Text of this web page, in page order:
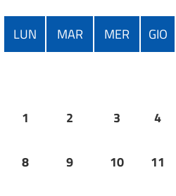
LUN MAR MER GIO
1 2 3 4
8 9 10 11